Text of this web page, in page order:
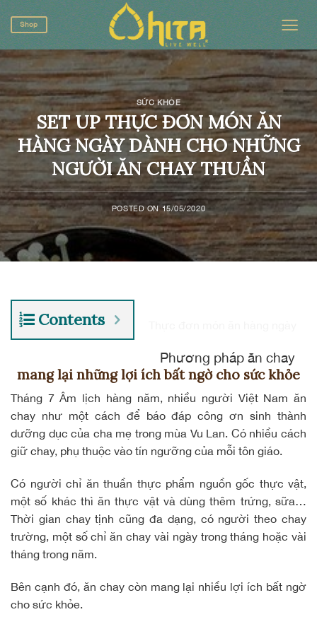
Skip
to
content
Shop
SỨC KHỎE
SET UP THỰC ĐƠN MÓN ĂN
HÀNG NGÀY DÀNH CHO NHỮNG
NGƯỜI ĂN CHAY THUẦN
POSTED ON15/05/2020
Contents
Phương pháp ăn chay
mang lại những lợi ích bất ngờ cho sức khỏe
Tháng 7 Âm lịch hàng năm, nhiều người Việt Nam ăn
chay như một cách để báo đáp công ơn sinh thành
dưỡng dục của cha mẹ trong mùa Vu Lan. Có nhiều cách
giữ chay, phụ thuộc vào tín ngưỡng của mỗi tôn giáo.
Có người chỉ ăn thuần thực phẩm nguồn gốc thực vật,
một số khác thì ăn thực vật và dùng thêm trứng, sữa…
Thời gian chay tịnh cũng đa dạng, có người theo chay
trường, một số chỉ ăn chay vài ngày trong tháng hoặc vài
tháng trong năm.
Bên cạnh đó, ăn chay còn mang lại nhiều lợi ích bất ngờ
cho sức khỏe.